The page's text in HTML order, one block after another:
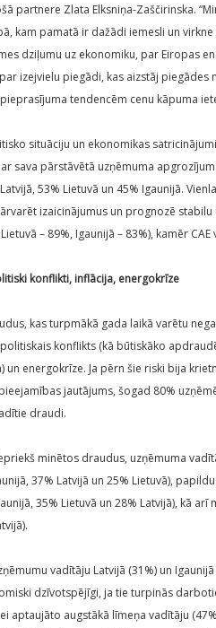
partnere Zlata Elksniņa-Zaščirinska.
kam pamatā ir dažādi iemesli un
dziļumu uz ekonomiku, par Eiropas
izejvielu piegādi, kas aizstāj
tendencēm cenu kāpuma
situāciju un ekonomikas
sava pārstāvētā uzņēmuma
53% Lietuvā un 45% Igaunijā.
izaicinājumus un prognozē
– 89%, Igaunijā – 83%), kamēr
konflikti, inflācija, energokrīze
kas turpmākā gada laikā varētu
konflikts (kā būtiskāko
un energokrīze. Ja pērn šie riski bija
jautājums, šogad 80%
draudi.
minētos draudus, uzņēmuma
37% Latvijā un 25% Lietuvā),
35% Lietuvā un 28% Latvijā), kā
vadītāju Latvijā (31%) un
dzīvotspējīgi, ja tie turpinās
aptaujāto augstākā līmeņa vadītāju